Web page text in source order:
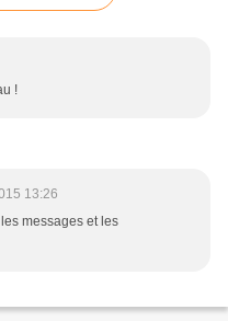
!
13:26
messages et les